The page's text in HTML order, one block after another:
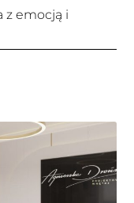
z emocją i